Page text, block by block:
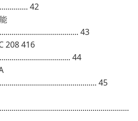
42
43
208 416
44
45